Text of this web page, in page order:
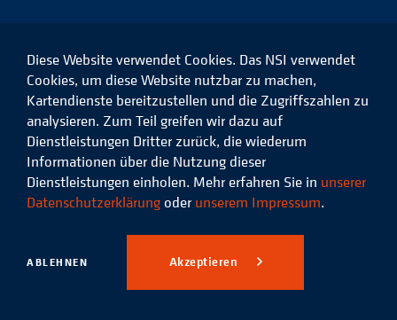
Das
NSI
Facebook
Das
NSI
auf
LinkedIn
Das
NSI
auf
Instagram
Das
Xing
© 2026 Niedersächsisches
Studieninstitut für kommunale
Verwaltung e.V.
Datenschutz Impressum
Diese Website verwendet Cookies. Das NSI verwendet
Cookies, um diese Website nutzbar zu machen,
Kartendienste bereitzustellen und die Zugriffszahlen zu
analysieren. Zum Teil greifen wir dazu auf
Dienstleistungen Dritter zurück, die wiederum
Informationen über die Nutzung dieser
Dienstleistungen einholen. Mehr erfahren Sie in unserer
Datenschutzerklärung oder unserem Impressum.
ABLEHNEN Akzeptieren